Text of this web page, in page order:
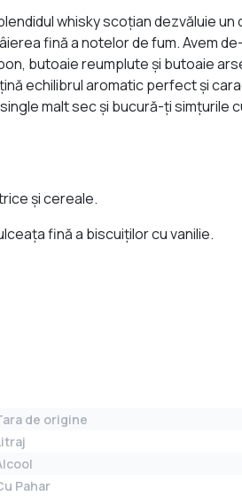
whisky scoţian dezvăluie
fină a notelor de fum. Avem
butoaie reumplute şi butoaie
echilibrul aromatic perfect şi
malt sec şi bucură-ţi
şi cereale.
fină a biscuiţilor cu vanilie.
de origine
Pahar